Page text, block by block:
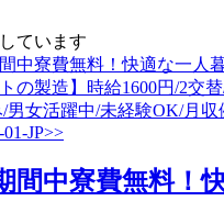
ています
間中寮費無料！